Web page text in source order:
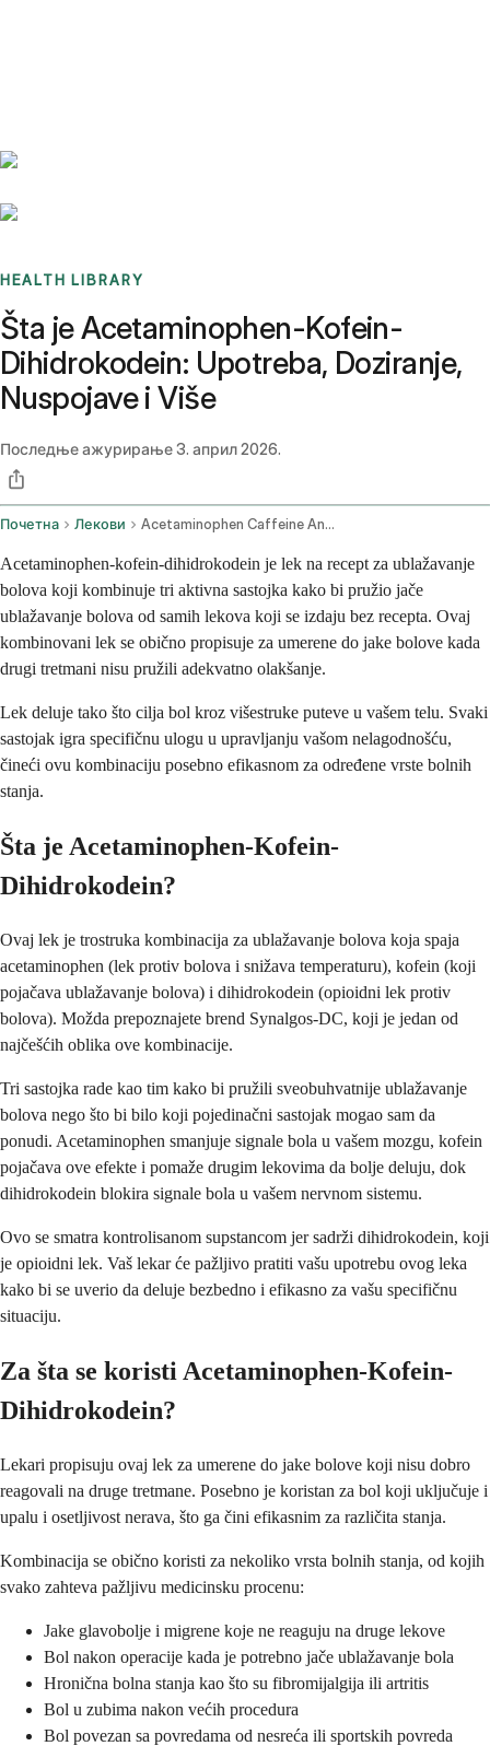
HEALTH LIBRARY
Šta je Acetaminophen-Kofein-
Dihidrokodein: Upotreba, Doziranje,
Nuspojave i Više
Последње ажурирање3. април 2026.
Почетна Лекови Acetaminophen Caffeine And Dihydrocodeine Oral Route
Acetaminophen-kofein-dihidrokodein je lek na recept za ublažavanje
bolova koji kombinuje tri aktivna sastojka kako bi pružio jače
ublažavanje bolova od samih lekova koji se izdaju bez recepta. Ovaj
kombinovani lek se obično propisuje za umerene do jake bolove kada
drugi tretmani nisu pružili adekvatno olakšanje.
Lek deluje tako što cilja bol kroz višestruke puteve u vašem telu. Svaki
sastojak igra specifičnu ulogu u upravljanju vašom nelagodnošću,
čineći ovu kombinaciju posebno efikasnom za određene vrste bolnih
stanja.
Šta je Acetaminophen-Kofein-
Dihidrokodein?
Ovaj lek je trostruka kombinacija za ublažavanje bolova koja spaja
acetaminophen (lek protiv bolova i snižava temperaturu), kofein (koji
pojačava ublažavanje bolova) i dihidrokodein (opioidni lek protiv
bolova). Možda prepoznajete brend Synalgos-DC, koji je jedan od
najčešćih oblika ove kombinacije.
Tri sastojka rade kao tim kako bi pružili sveobuhvatnije ublažavanje
bolova nego što bi bilo koji pojedinačni sastojak mogao sam da
ponudi. Acetaminophen smanjuje signale bola u vašem mozgu, kofein
pojačava ove efekte i pomaže drugim lekovima da bolje deluju, dok
dihidrokodein blokira signale bola u vašem nervnom sistemu.
Ovo se smatra kontrolisanom supstancom jer sadrži dihidrokodein, koji
je opioidni lek. Vaš lekar će pažljivo pratiti vašu upotrebu ovog leka
kako bi se uverio da deluje bezbedno i efikasno za vašu specifičnu
situaciju.
Za šta se koristi Acetaminophen-Kofein-
Dihidrokodein?
Lekari propisuju ovaj lek za umerene do jake bolove koji nisu dobro
reagovali na druge tretmane. Posebno je koristan za bol koji uključuje i
upalu i osetljivost nerava, što ga čini efikasnim za različita stanja.
Kombinacija se obično koristi za nekoliko vrsta bolnih stanja, od kojih
svako zahteva pažljivu medicinsku procenu:
Jake glavobolje i migrene koje ne reaguju na druge lekove
Bol nakon operacije kada je potrebno jače ublažavanje bola
Hronična bolna stanja kao što su fibromijalgija ili artritis
Bol u zubima nakon većih procedura
Bol povezan sa povredama od nesreća ili sportskih povreda